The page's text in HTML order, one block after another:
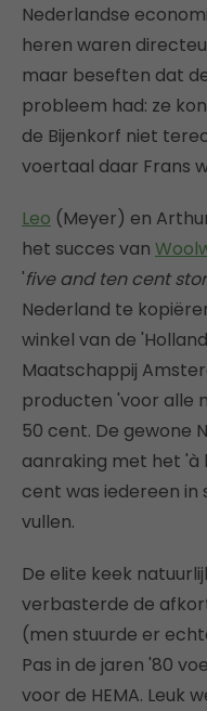
Nederlandse
heren waren
maar beseften dat
probleem had: ze
de Bijenkorf niet
voertaal daar Frans
Leo (Meyer) en
het succes van
'five and ten cent
Nederland te
winkel van de
Maatschappij
producten 'voor alle
50 cent. De gewone
aanraking met het 'à
cent was iedereen
vullen.
De elite keek
verbasterde de
(men stuurde er
Pas in de jaren '80
voor de HEMA. Leuk